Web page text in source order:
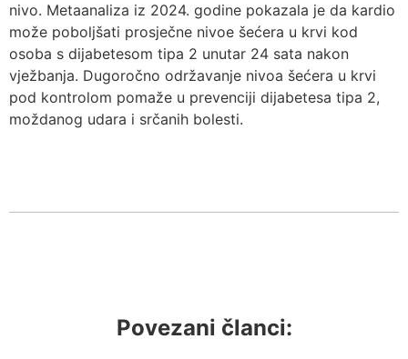
nivo. Metaanaliza iz 2024. godine pokazala je da kardio
može poboljšati prosječne nivoe šećera u krvi kod
osoba s dijabetesom tipa 2 unutar 24 sata nakon
vježbanja. Dugoročno održavanje nivoa šećera u krvi
pod kontrolom pomaže u prevenciji dijabetesa tipa 2,
moždanog udara i srčanih bolesti.
Povezani članci: